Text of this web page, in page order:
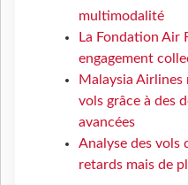
multimodalité
La Fondation Air
engagement
Malaysia Airlines
vols grâce à des
avancées
Analyse des vols
retards mais de